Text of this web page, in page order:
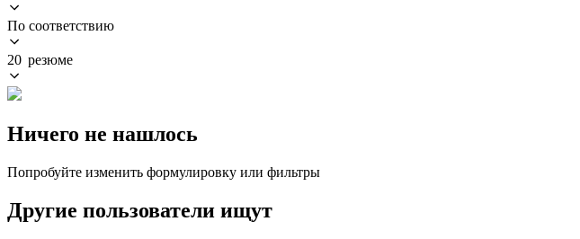
По соответствию
20 резюме
Ничего не нашлось
Попробуйте изменить формулировку или фильтры
Другие пользователи ищут